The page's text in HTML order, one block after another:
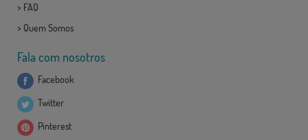
> FAQ
> Quem Somos
Fala com nosotros
Facebook
Twitter
Pinterest